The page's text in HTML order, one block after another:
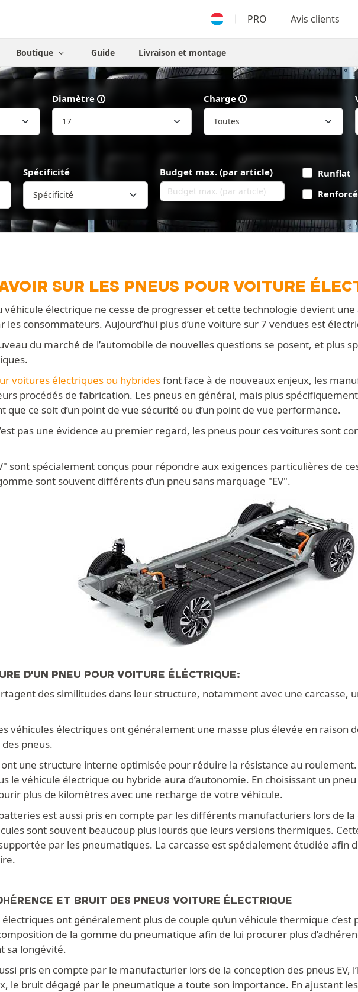
PRO Avis clients
Boutique Guide Livraison et montage
Diamètre Charge
Spécificité
Spécificité
Budget max. (par article)
Runflat
Renforcé
SUR LES PNEUS POUR VOITURE
véhicule électrique ne cesse de progresser et cette technologie devient
les consommateurs. Aujourd’hui plus d’une voiture sur 7 vendues est
du marché de l’automobile de nouvelles questions se posent, et plus
voitures électriques ou hybridesfont face à de nouveaux enjeux, les
procédés de fabrication. Les pneus en général, mais plus
que ce soit d’un point de vue sécurité ou d’un point de vue performance.
pas une évidence au premier regard, les pneus pour ces voitures sont
sont spécialement conçus pour répondre aux exigences particulières de
sont souvent différents d’un pneu sans marquage "EV".
D'UN PNEU POUR VOITURE ÉLÉCTRIQUE:
des similitudes dans leur structure, notamment avec une carcasse,
véhicules électriques ont généralement une masse plus élevée en raison
pneus.
ont une structure interne optimisée pour réduire la résistance au
le véhicule électrique ou hybride aura d’autonomie. En choisissant un
plus de kilomètres avec une recharge de votre véhicule.
est aussi pris en compte par les différents manufacturiers lors de la
sont souvent beaucoup plus lourds que leurs versions thermiques.
par les pneumatiques. La carcasse est spécialement étudiée afin
ET BRUIT DES PNEUS VOITURE ÉLECTRIQUE
électriques ont généralement plus de couple qu’un véhicule thermique
de la gomme du pneumatique afin de lui procurer plus
sa longévité.
pris en compte par le manufacturier lors de la conception des pneus EV,
le bruit dégagé par le pneumatique a toute son importance. En ajustant